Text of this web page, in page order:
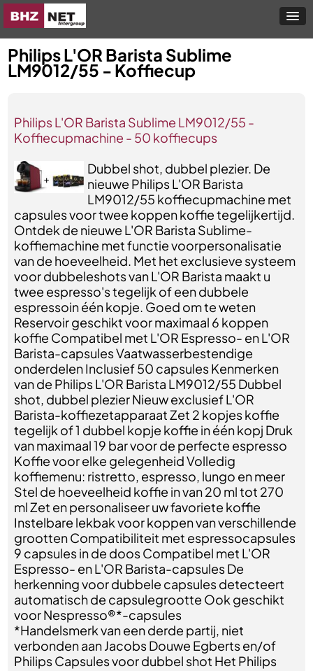
Philips L'OR Barista Sublime
LM9012/55 - Koffiecup
Philips L'OR Barista Sublime LM9012/55 -
Koffiecupmachine - 50 koffiecups
Dubbel shot, dubbel plezier. De
nieuwe Philips L'OR Barista
LM9012/55 koffiecupmachine met
capsules voor twee koppen koffie tegelijkertijd.
Ontdek de nieuwe L'OR Barista Sublime-
koffiemachine met functie voorpersonalisatie
van de hoeveelheid. Met het exclusieve systeem
voor dubbeleshots van L'OR Barista maakt u
twee espresso's tegelijk of een dubbele
espressoin één kopje. Goed om te weten
Reservoir geschikt voor maximaal 6 koppen
koffie Compatibel met L'OR Espresso- en L'OR
Barista-capsules Vaatwasserbestendige
onderdelen Inclusief 50 capsules Kenmerken
van de Philips L'OR Barista LM9012/55 Dubbel
shot, dubbel plezier Nieuw exclusief L'OR
Barista-koffiezetapparaat Zet 2 kopjes koffie
tegelijk of 1 dubbel kopje koffie in één kopj Druk
van maximaal 19 bar voor de perfecte espresso
Koffie voor elke gelegenheid Volledig
koffiemenu: ristretto, espresso, lungo en meer
Stel de hoeveelheid koffie in van 20 ml tot 270
ml Zet en personaliseer uw favoriete koffie
Instelbare lekbak voor koppen van verschillende
grootten Compatibiliteit met espressocapsules
9 capsules in de doos Compatibel met L'OR
Espresso- en L'OR Barista-capsules De
herkenning voor dubbele capsules detecteert
automatisch de capsulegrootte Ook geschikt
voor Nespresso®*-capsules
*Handelsmerk van een derde partij, niet
verbonden aan Jacobs Douwe Egberts en/of
Philips Capsules voor dubbel shot Het Philips